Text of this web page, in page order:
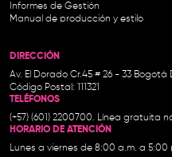
Informes de Gestión
Manual de producción y estilo
DIRECCIÓN
Av. El Dorado Cr.45 # 26 - 33 Bogotá
Código Postal: 111321
TELÉFONOS
(+57) (601) 2200700. Línea gratuita
HORARIO DE ATENCIÓN
Lunes a viernes de 8:00 a.m. a 5:00